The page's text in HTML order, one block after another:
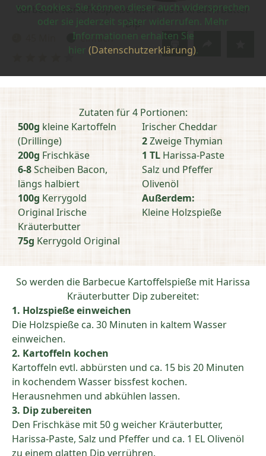
von Cookies. Sie können dieser auch widersprechen
oder sie jederzeit später widerrufen. Mehr
Informationen erhalten Sie
hier (Datenschutzerklärung).
Barbecue Kartoffelspieße mit Harissa Kräuterbutter
Dip
abschicken
Zubereitungszeit:Schwierigkeit:
einfach
Zutaten für 4 Portionen:
500g kleine Kartoffeln
(Drillinge)
200g Frischkäse
6-8Scheiben Bacon,
längs halbiert
100g Kerrygold
Original Irische
Kräuterbutter
75g Kerrygold Original
Irischer Cheddar
2Zweige Thymian
1 TL Harissa-Paste
Salz und Pfeffer
Olivenöl
Außerdem:
Kleine Holzspieße
So werden die Barbecue Kartoffelspieße mit Harissa
Kräuterbutter Dip zubereitet:
1. Holzspieße einweichen
Die Holzspieße ca. 30 Minuten in kaltem Wasser
einweichen.
2. Kartoffeln kochen
Kartoffeln evtl. abbürsten und ca. 15 bis 20 Minuten
in kochendem Wasser bissfest kochen.
Herausnehmen und abkühlen lassen.
3. Dip zubereiten
Den Frischkäse mit 50 g weicher Kräuterbutter,
Harissa-Paste, Salz und Pfeffer und ca. 1 EL Olivenöl
zu einem glatten Dip verrühren.